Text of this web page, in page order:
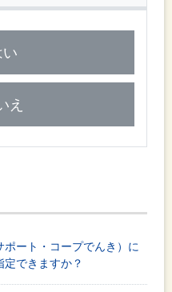
い
え
ート・コープでんき）に
できますか？